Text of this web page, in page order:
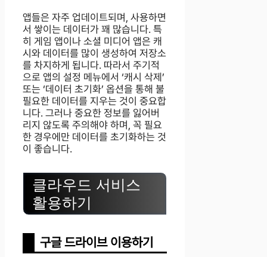
앱들은 자주 업데이트되며, 사용하면
서 쌓이는 데이터가 꽤 많습니다. 특
히 게임 앱이나 소셜 미디어 앱은 캐
시와 데이터를 많이 생성하여 저장소
를 차지하게 됩니다. 따라서 주기적
으로 앱의 설정 메뉴에서 ‘캐시 삭제’
또는 ‘데이터 초기화’ 옵션을 통해 불
필요한 데이터를 지우는 것이 중요합
니다. 그러나 중요한 정보를 잃어버
리지 않도록 주의해야 하며, 꼭 필요
한 경우에만 데이터를 초기화하는 것
이 좋습니다.
클라우드 서비스
활용하기
구글 드라이브 이용하기